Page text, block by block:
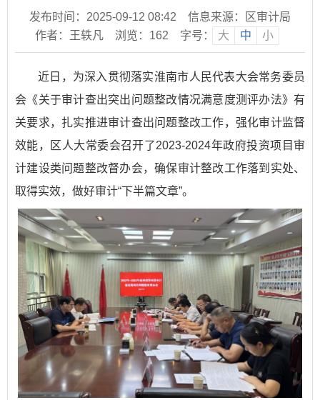
发布时间：2025-09-12 08:42
信息来源：区审计局
作者：王轶凡
浏览： 162 字号： 大 中 小
近日，为深入贯彻落实淮南市人民代表大会常务委员
会《关于审计查出突出问题整改情况满意度测评办法》有
关要求，扎实推进审计查出问题整改工作，强化审计监督
效能，区人大常委会召开了2023-2024年政府投资项目审
计建设类问题整改督办会，确保审计整改工作落到实处、
取得实效，做好审计“下半篇文章”。​​